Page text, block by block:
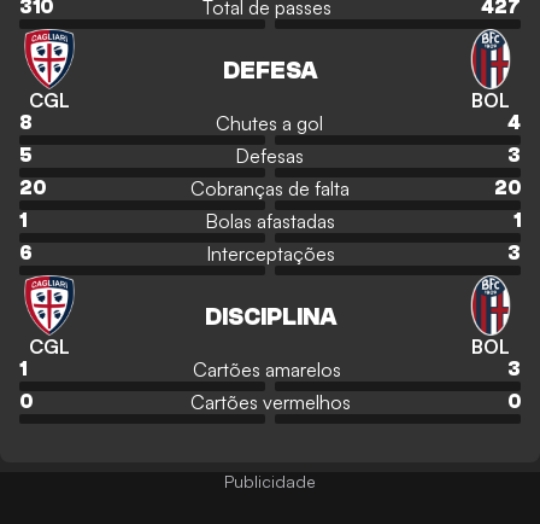
310 Total de passes 427
CGL
DEFESA
BOL
8 Chutes a gol
4
5
Defesas
3
20
Cobranças de falta
20
1
Bolas afastadas
1
6
Interceptações 3
CGL
DISCIPLINA
BOL
1 Cartões amarelos
3
0
Cartões vermelhos 0
Publicidade